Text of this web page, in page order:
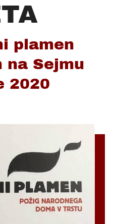
plamen
na Sejmu
2020